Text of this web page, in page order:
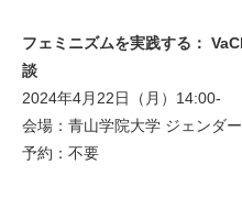
フェミニズムを実践する：
談
2024年4月22日（月）14:00-
会場：青山学院大学 ジェンダ
予約：不要